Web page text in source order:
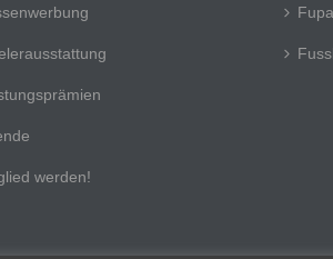
werden!